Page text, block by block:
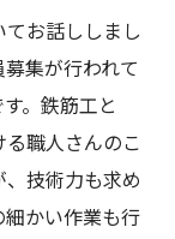
お話ししまし
集が行われて
。鉄筋工と
職人さんのこ
技術力も求め
かい作業も行